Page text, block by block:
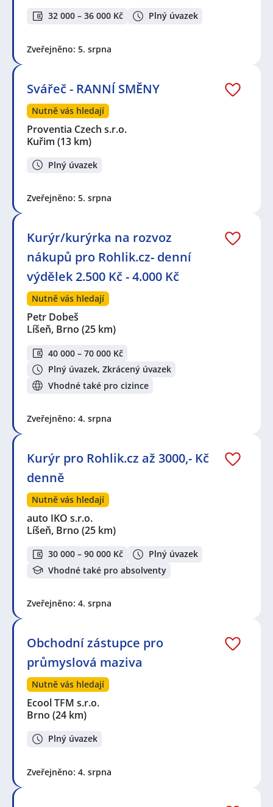
32 000 – 36 000 Kč Plný úvazek
Zveřejněno: 5. srpna
Svářeč - RANNÍ SMĚNY
Nutně vás hledají
Proventia Czech s.r.o.
Kuřim (13 km)
Plný úvazek
Zveřejněno: 5. srpna
Kurýr/kurýrka na rozvoz
nákupů pro Rohlik.cz- denní
výdělek 2.500 Kč - 4.000 Kč
Nutně vás hledají
Petr Dobeš
Líšeň, Brno (25 km)
40 000 – 70 000 Kč
Plný úvazek, Zkrácený úvazek
Vhodné také pro cizince
Zveřejněno: 4. srpna
Kurýr pro Rohlik.cz až 3000,- Kč
denně
Nutně vás hledají
auto IKO s.r.o.
Líšeň, Brno (25 km)
30 000 – 90 000 Kč
Plný úvazek
Vhodné také pro absolventy
Zveřejněno: 4. srpna
Obchodní zástupce pro
průmyslová maziva
Nutně vás hledají
Ecool TFM s.r.o.
Brno (24 km)
Plný úvazek
Zveřejněno: 4. srpna